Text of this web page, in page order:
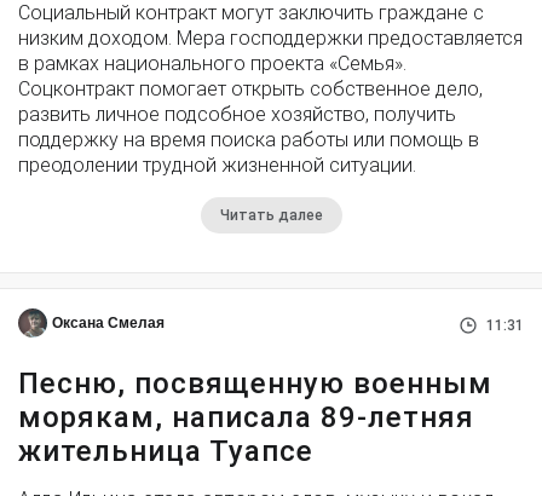
Социальный контракт могут заключить граждане с
низким доходом. Мера господдержки предоставляется
в рамках национального проекта «Семья».
Соцконтракт помогает открыть собственное дело,
развить личное подсобное хозяйство, получить
поддержку на время поиска работы или помощь в
преодолении трудной жизненной ситуации.
Читать далее
Оксана Смелая 11:31
Песню, посвященную военным
морякам, написала 89-летняя
жительница Туапсе